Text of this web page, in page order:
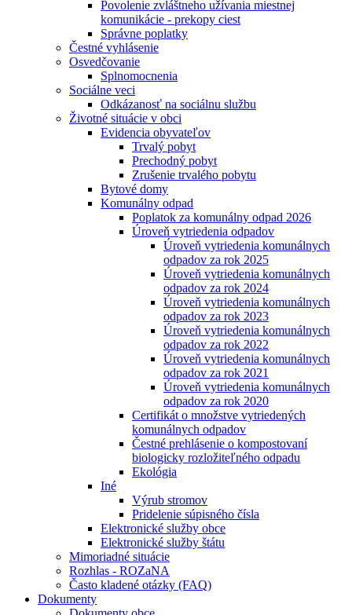
Povolenie zvláštneho užívania miestnej
komunikácie - prekopy ciest
Správne poplatky
Čestné vyhlásenie
Osvedčovanie
Splnomocnenia
Sociálne veci
Odkázanosť na sociálnu službu
Životné situácie v obci
Evidencia obyvateľov
Trvalý pobyt
Prechodný pobyt
Zrušenie trvalého pobytu
Bytové domy
Komunálny odpad
Poplatok za komunálny odpad 2026
Úroveň vytriedenia odpadov
Úroveň vytriedenia komunálnych
odpadov za rok 2025
Úroveň vytriedenia komunálnych
odpadov za rok 2024
Úroveň vytriedenia komunálnych
odpadov za rok 2023
Úroveň vytriedenia komunálnych
odpadov za rok 2022
Úroveň vytriedenia komunálnych
odpadov za rok 2021
Úroveň vytriedenia komunálnych
odpadov za rok 2020
Certifikát o množstve vytriedených
komunálnych odpadov
Čestné prehlásenie o kompostovaní
biologicky rozložiteľného odpadu
Ekológia
Iné
Výrub stromov
Pridelenie súpisného čísla
Elektronické služby obce
Elektronické služby štátu
Mimoriadné situácie
Rozhlas - ROZaNA
Často kladené otázky (FAQ)
Dokumenty